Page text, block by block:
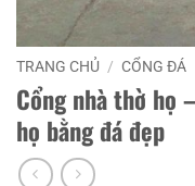
TRANG CHỦ / CỔNG ĐÁ
Cổng nhà thờ họ
họ bằng đá đẹp